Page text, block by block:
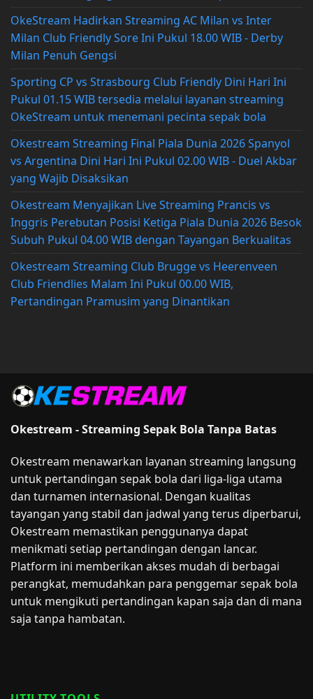
OkeStream Hadirkan Streaming AC Milan vs Inter
Milan Club Friendly Sore Ini Pukul 18.00 WIB - Derby
Milan Penuh Gengsi
Sporting CP vs Strasbourg Club Friendly Dini Hari Ini
Pukul 01.15 WIB tersedia melalui layanan streaming
OkeStream untuk menemani pecinta sepak bola
Okestream Streaming Final Piala Dunia 2026 Spanyol
vs Argentina Dini Hari Ini Pukul 02.00 WIB - Duel Akbar
yang Wajib Disaksikan
Okestream Menyajikan Live Streaming Prancis vs
Inggris Perebutan Posisi Ketiga Piala Dunia 2026 Besok
Subuh Pukul 04.00 WIB dengan Tayangan Berkualitas
Okestream Streaming Club Brugge vs Heerenveen
Club Friendlies Malam Ini Pukul 00.00 WIB,
Pertandingan Pramusim yang Dinantikan
Okestream - Streaming Sepak Bola Tanpa Batas
Okestream menawarkan layanan streaming langsung
untuk pertandingan sepak bola dari liga-liga utama
dan turnamen internasional. Dengan kualitas
tayangan yang stabil dan jadwal yang terus diperbarui,
Okestream memastikan penggunanya dapat
menikmati setiap pertandingan dengan lancar.
Platform ini memberikan akses mudah di berbagai
perangkat, memudahkan para penggemar sepak bola
untuk mengikuti pertandingan kapan saja dan di mana
saja tanpa hambatan.